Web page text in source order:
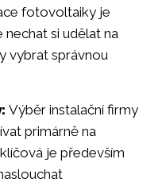
fotovoltaiky je
si udělat na
vybrat správnou
Výběr instalační firmy
primárně na
je především